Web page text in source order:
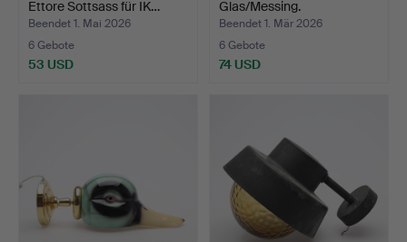
Ettore Sottsass für IK…
Beendet 1. Mai 2026
6 Gebote
53 USD
Glas/Messing.
Beendet 1. Mär 2026
6 Gebote
74 USD